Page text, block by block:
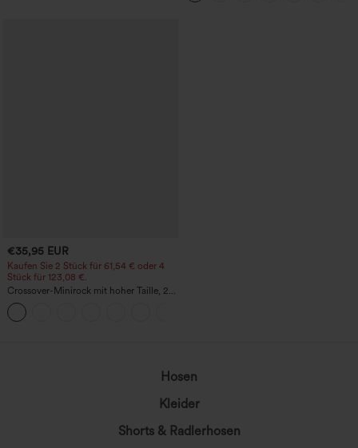
€35,95 EUR
Kaufen Sie 2 Stück für 61,54 € oder 4
Stück für 123,08 €.
Crossover-Minirock mit hoher Taille, 2-
in-1, Fransen-Saum und figurbetontem
Schnitt in Wildlederoptik für Partys
Hosen
Kleider
Shorts & Radlerhosen